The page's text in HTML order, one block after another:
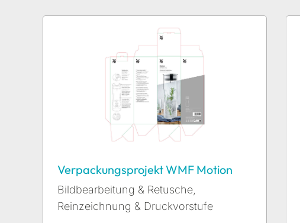
Verpackungsprojekt WMF Motion
Bildbearbeitung & Retusche
Reinzeichnung & Druckvorstufe